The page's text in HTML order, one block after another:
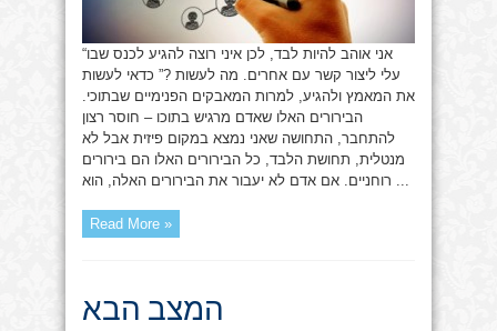
“אני אוהב להיות לבד, לכן איני רוצה להגיע לכנס שבו
עלי ליצור קשר עם אחרים. מה לעשות ?” כדאי לעשות
את המאמץ ולהגיע, למרות המאבקים הפנימיים שבתוכי.
הבירורים האלו שאדם מרגיש בתוכו – חוסר רצון
להתחבר, התחושה שאני נמצא במקום פיזית אבל לא
מנטלית, תחושת הלבד, כל הבירורים האלו הם בירורים
רוחניים. אם אדם לא יעבור את הבירורים האלה, הוא ...
Read More »
המצב הבא